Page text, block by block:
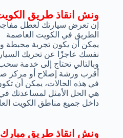
ونش انقاذ طريق
إن تعرض سيارتك لعطل مفاجئ
الطريق في الكويت العاصمة
يمكن أن يكون تجربة محبطة
نفسك عاجزًا عن تحريك
وبالتالي تحتاج إلى خدمة
أقرب ورشة إصلاح أو مركز
في هذه الحالات، يمكن أن
هي الحل الأمثل لمساعدتك
داخل جميع مناطق الكويت
ونش انقاذ طريق مبارك